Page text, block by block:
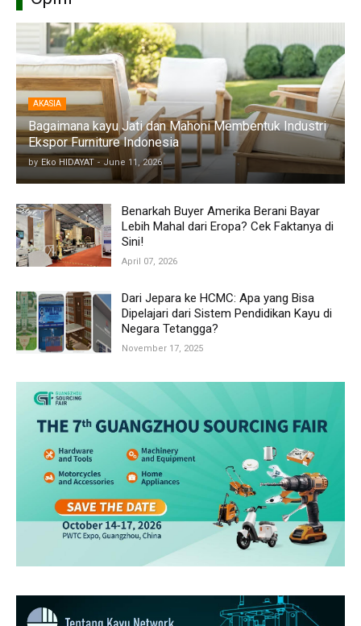
AKASIA
Bagaimana kayu Jati dan Mahoni Membentuk Industri
Ekspor Furniture Indonesia
by Eko HIDAYAT - June 11, 2026
Benarkah Buyer Amerika Berani Bayar
Lebih Mahal dari Eropa? Cek Faktanya di
Sini!
April 07, 2026
Dari Jepara ke HCMC: Apa yang Bisa
Dipelajari dari Sistem Pendidikan Kayu di
Negara Tetangga?
November 17, 2025